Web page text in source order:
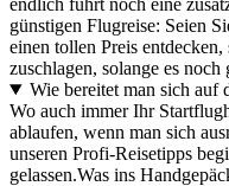
endlich führt noch eine
günstigen Flugreise: Seien
einen tollen Preis
zuschlagen, solange es noch
Wie bereitet man sich
Wo auch immer Ihr
ablaufen, wenn man sich
unseren Profi-Reisetipps
gelassen.Was ins